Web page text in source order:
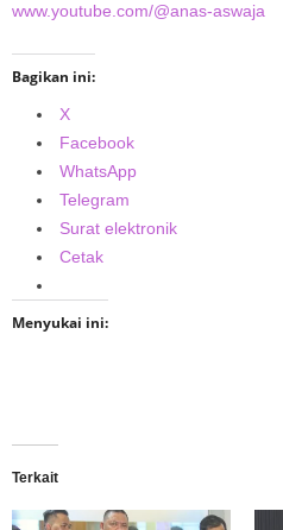
www.youtube.com/@anas-aswaja
Bagikan ini:
X
Facebook
WhatsApp
Telegram
Surat elektronik
Cetak
Menyukai ini:
Terkait